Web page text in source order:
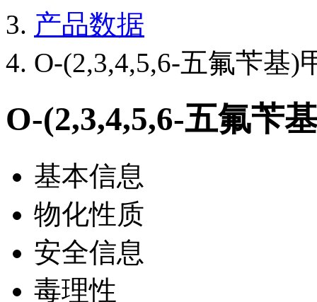
产品数据
O-(2,3,4,5,6-五氟苄基)
O-(2,3,4,5,6-五氟苄
基本信息
物化性质
安全信息
毒理性